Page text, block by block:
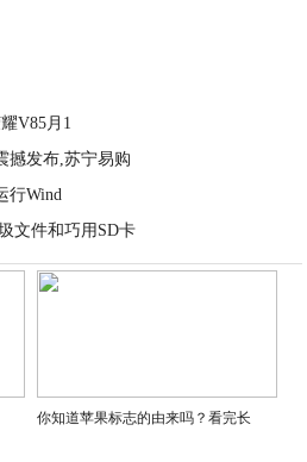
V85月1
撼发布,苏宁易购
行Wind
文件和巧用SD卡
2020-10-20
你知道苹果标志的由来吗？看完长